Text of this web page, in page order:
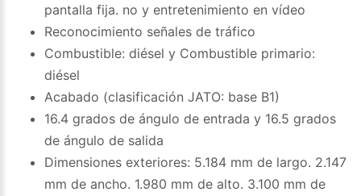
pantalla fija. no y entretenimiento en vídeo
Reconocimiento señales de tráfico
Combustible: diésel y Combustible primario:
diésel
Acabado (clasificación JATO: base B1)
16.4 grados de ángulo de entrada y 16.5 grados
de ángulo de salida
Dimensiones exteriores: 5.184 mm de largo. 2.147
mm de ancho. 1.980 mm de alto. 3.100 mm de